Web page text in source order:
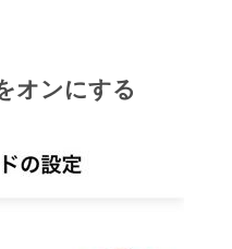
オンにする